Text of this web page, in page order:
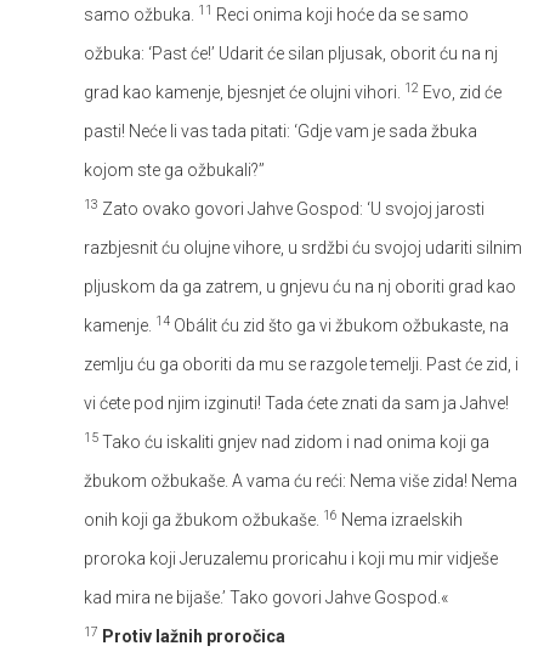
samo ožbuka.
11 Reci onima koji hoće da se samo
ožbuka: ‘Past će!’ Udarit će silan pljusak, oborit ću na nj
grad kao kamenje, bjesnjet će olujni vihori.
12 Evo, zid će
pasti! Neće li vas tada pitati: ‘Gdje vam je sada žbuka
kojom ste ga ožbukali?’’
13 Zato ovako govori Jahve Gospod: ‘U svojoj jarosti
razbjesnit ću olujne vihore, u srdžbi ću svojoj udariti silnim
pljuskom da ga zatrem, u gnjevu ću na nj oboriti grad kao
kamenje. 14 Obálit ću zid što ga vi žbukom ožbukaste, na
zemlju ću ga oboriti da mu se razgole temelji. Past će zid, i
vi ćete pod njim izginuti! Tada ćete znati da sam ja Jahve!
15 Tako ću iskaliti gnjev nad zidom i nad onima koji ga
žbukom ožbukaše. A vama ću reći: Nema više zida! Nema
onih koji ga žbukom ožbukaše. 16 Nema izraelskih
proroka koji Jeruzalemu proricahu i koji mu mir vidješe
kad mira ne bijaše.’ Tako govori Jahve Gospod.«
17 Protiv lažnih proročica